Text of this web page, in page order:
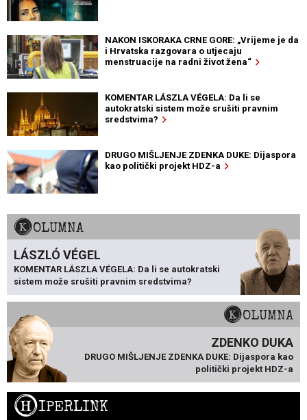
NAKON ISKORAKA CRNE GORE: „Vrijeme je da
i Hrvatska razgovara o utjecaju
menstruacije na radni život žena“
KOMENTAR LÁSZLA VÉGELA: Da li se
autokratski sistem može srušiti pravnim
sredstvima?
DRUGO MIŠLJENJE ZDENKA DUKE: Dijaspora
kao politički projekt HDZ-a
KOLUMNA
LÁSZLÓ VÉGEL
KOMENTAR LÁSZLA VÉGELA: Da li se autokratski
sistem može srušiti pravnim sredstvima?
KOLUMNA
ZDENKO DUKA
DRUGO MIŠLJENJE ZDENKA DUKE: Dijaspora kao
politički projekt HDZ-a
HIPERLINK